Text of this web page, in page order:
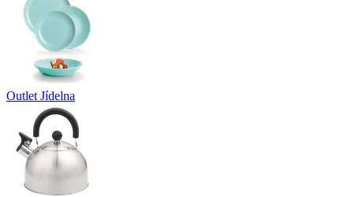
Outlet Jídelna